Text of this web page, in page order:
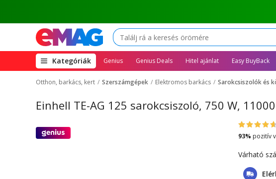
Kategóriák(open
megamenu)
Genius Genius Deals Hitel ajánlat Easy BuyBack
Otthon, barkács, kert Szerszámgépek Elektromos barkács Sarokcsiszolók és
Einhell TE-AG 125 sarokcsiszoló, 750 W,
93% pozitív
Várható